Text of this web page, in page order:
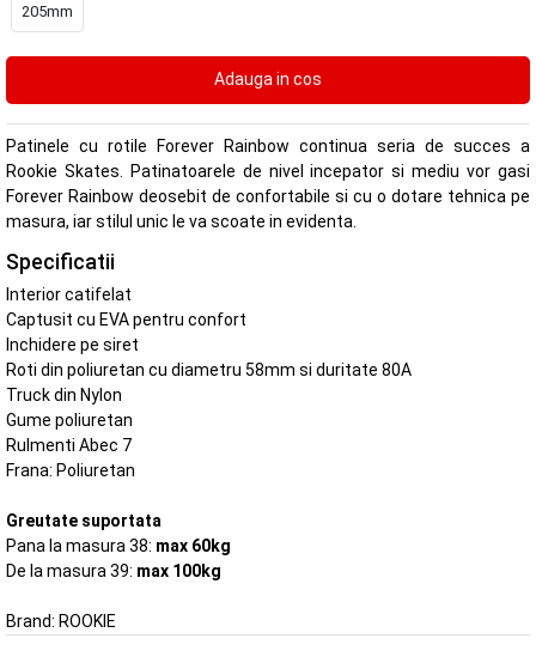
205mm
Patinele cu rotile Forever Rainbow continua seria de succes a
Rookie Skates. Patinatoarele de nivel incepator si mediu vor gasi
Forever Rainbow deosebit de confortabile si cu o dotare tehnica pe
masura, iar stilul unic le va scoate in evidenta.
Specificatii
Interior catifelat
Captusit cu EVA pentru confort
Inchidere pe siret
Roti din poliuretan cu diametru 58mm si duritate 80A
Truck din Nylon
Gume poliuretan
Rulmenti Abec 7
Frana: Poliuretan
Greutate suportata
Pana la masura 38: max 60kg
De la masura 39: max 100kg
Brand: ROOKIE